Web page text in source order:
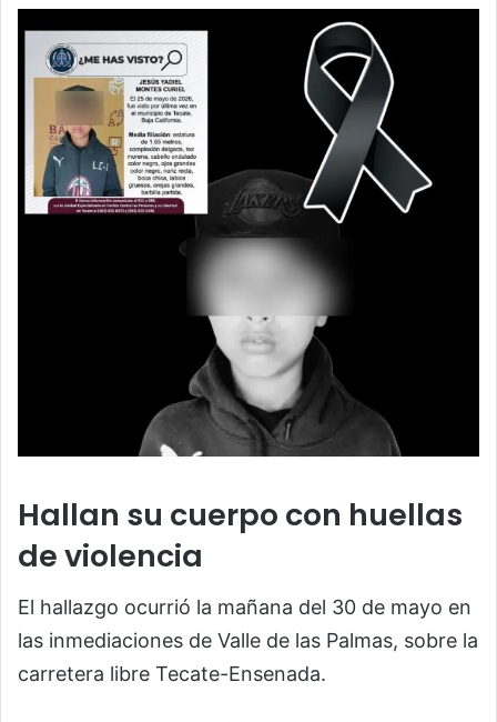
Hallan su cuerpo con huellas
de violencia
El hallazgo ocurrió la mañana del 30 de mayo en
las inmediaciones de Valle de las Palmas, sobre la
carretera libre Tecate-Ensenada.